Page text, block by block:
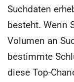
Suchdaten
besteht. Wenn
Volumen an
bestimmte
diese Top-